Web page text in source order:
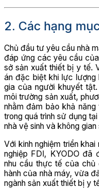
2. Các hạng
Chủ đầu tư yêu cầu nhà
đáp ứng các yêu cầu
sở sản xuất thiết bị y tế.
án đặc biệt khi lực
gia của người khuyết
môi trường sản xuất,
nhằm đảm bảo khả
trong quá trình sử dụng
nhà vệ sinh và không
Với kinh nghiệm triển
nghiệp FDI, KYODO đã
nhu cầu thực tế của
hành của nhà máy, vừa
ngành sản xuất thiết bị y